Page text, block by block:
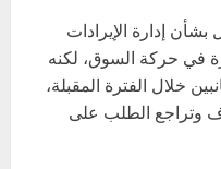
إدارة الإيرادات
في حركة السوق، لكنه
خلال الفترة المقبلة،
وتراجع الطلب على